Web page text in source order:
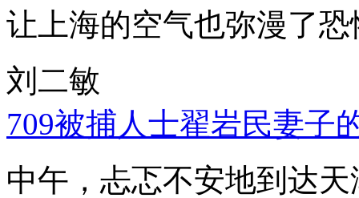
让上海的空气也弥漫了
刘二敏
709被捕人士翟岩民妻子
中午，忐忑不安地到达